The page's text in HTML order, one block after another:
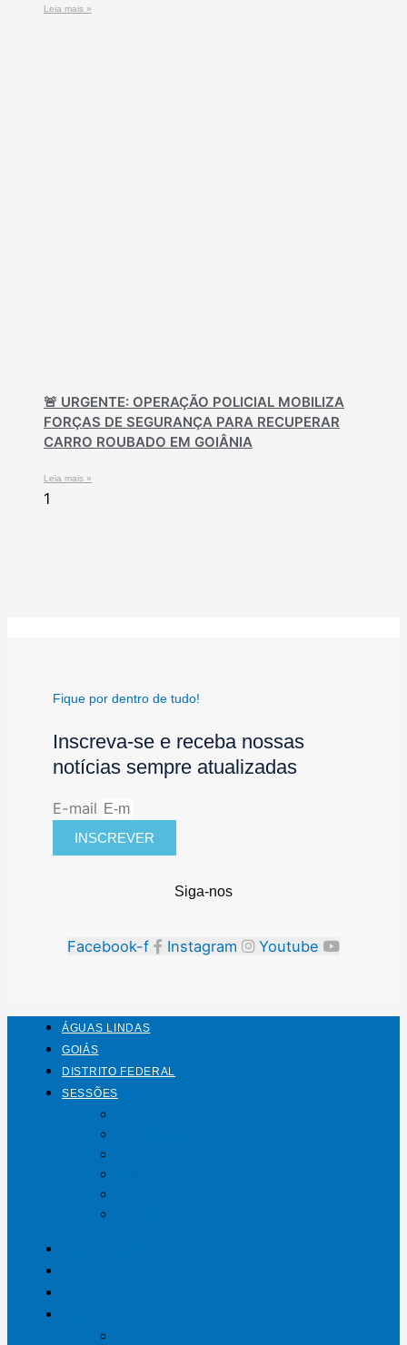
Leia mais »
🚨 URGENTE: OPERAÇÃO POLICIAL MOBILIZA
FORÇAS DE SEGURANÇA PARA RECUPERAR
CARRO ROUBADO EM GOIÂNIA
Leia mais »
Fique por dentro de tudo!
Inscreva-se e receba nossas
notícias sempre atualizadas
E-mail
INSCREVER
Siga-nos
Facebook-f Instagram Youtube
ÁGUAS LINDAS
GOIÁS
DISTRITO FEDERAL
SESSÕES